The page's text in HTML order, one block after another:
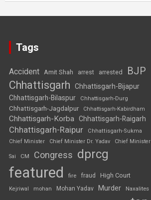
Tags
Accident Amit Shah arrest arrested BJP
Chhattisgarh
Chhattisgarh-Bijapur
Chhattisgarh-Bilaspur
Chhattisgarh-Durg
Chhattisgarh-Jagdalpur Chhattisgarh-Kabirdham
Chhattisgarh-Korba Chhattisgarh-Raigarh
Chhattisgarh-Raipur
Chhattisgarh-Sukma
Chief Minister
Chief Minister Dr. Yadav Chief Minister
Sai CM Congress dprcg
featured fire fraud High Court
Kejriwal mohan Mohan Yadav Murder Naxalites